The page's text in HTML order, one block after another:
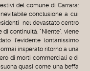
del comune di Carrara:
conclusione a cui
nel devastato centro
di continuità. "Niente", viene
l'evidente lontanissimo
insperato ritorno a una
di morti commerciali e di
quasi come una beffa